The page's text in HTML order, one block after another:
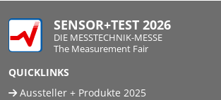
SENSOR+TEST 2026
DIE MESSTECHNIK-MESSE
The Measurement Fair
QUICKLINKS
Aussteller + Produkte 2025